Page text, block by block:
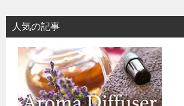
人気の記事